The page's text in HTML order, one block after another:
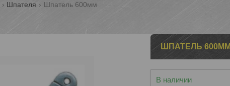
Шпателя Шпатель 600мм
ШПАТЕЛЬ 600ММ
В наличии